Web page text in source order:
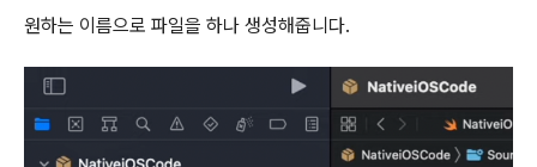
원하는 이름으로 파일을 하나 생성해줍니다.